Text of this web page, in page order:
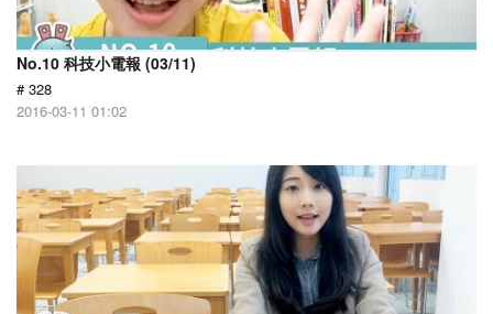
No.10 科技小電報 (03/11)
# 328
2016-03-11 01:02